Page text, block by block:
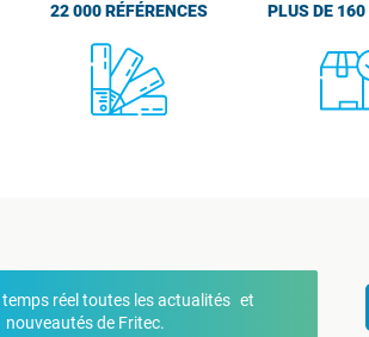
22 000 RÉFÉRENCES
PLUS DE
temps réel toutes les actualités et
nouveautés de Fritec.